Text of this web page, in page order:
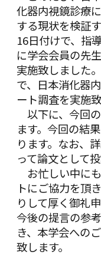
化器内視鏡診療
する現状を検証
16日付けで、指
に学会会員の先
実施致しました
で、日本消化器
ート調査を実施
以下に、今回
ます。今回の結
ります。なお、
って論文として
お忙しい中に
トにご協力を頂
りして厚く御礼
今後の提言の参
き、本学会への
致します。